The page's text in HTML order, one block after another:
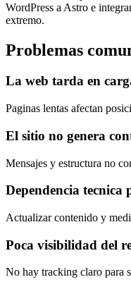
WordPress a Astro e
extremo.
Problemas
La web tarda en
Paginas lentas afectan
El sitio no genera
Mensajes y estructura no
Dependencia tecnica
Actualizar contenido y
Poca visibilidad del
No hay tracking claro para